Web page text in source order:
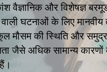
वैज्ञानिक और विशेषज्ञ
घटनाओं के लिए मानवीय
मौसम की स्थिति और
जैसे अधिक सामान्य कारणों